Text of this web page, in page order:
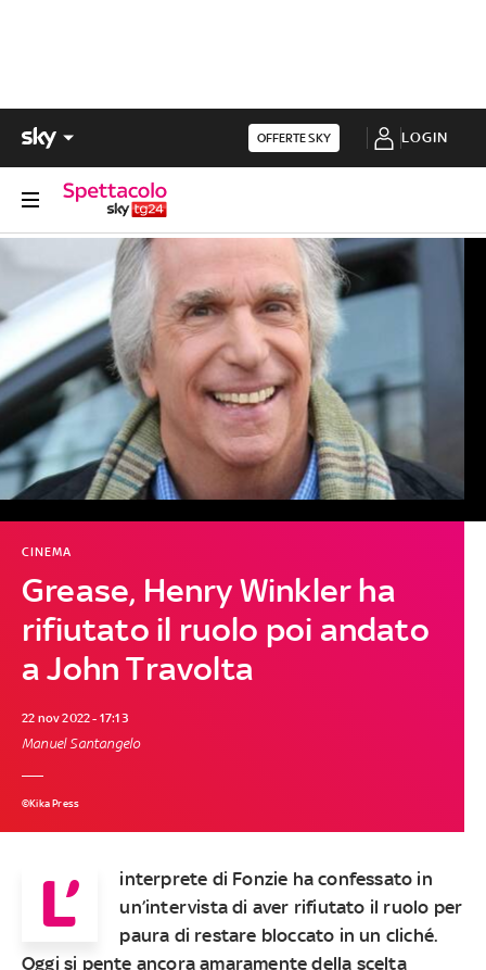
OFFERTE SKY LOGIN
Grease, Henry Winkler ha
rifiutato il ruolo poi andato
a John Travolta
CINEMA
22 nov 2022 - 17:13
Manuel Santangelo
©Kika Press
L’
interprete di Fonzie ha confessato in
un’intervista di aver rifiutato il ruolo per
paura di restare bloccato in un cliché.
Oggi si pente ancora amaramente della scelta